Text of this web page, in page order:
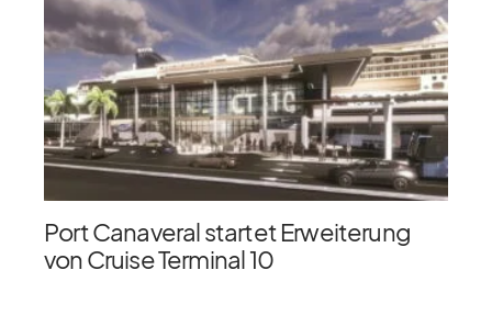
Port Canaveral startet Erweiterung
von Cruise Terminal 10